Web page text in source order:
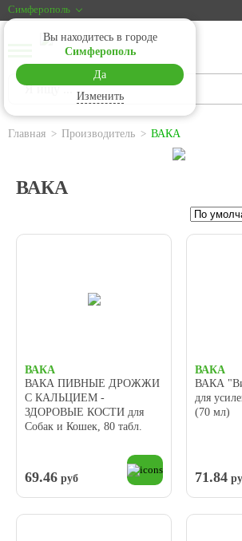
Симферополь
Вы находитесь в городе
Симферополь
Да
Изменить
Главная Производитель ВАКА
ВАКА
ВАКА
ВАКА ПИВНЫЕ ДРОЖЖИ
С КАЛЬЦИЕМ -
ЗДОРОВЫЕ КОСТИ для
Собак и Кошек, 80 табл.
69.46 руб
ВАКА
ВАКА
для
(70 мл)
71.84